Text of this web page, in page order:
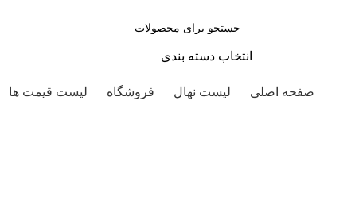
انتخاب دسته بندی
صفحه اصلی لیست نهال فروشگاه لیست قیمت ها